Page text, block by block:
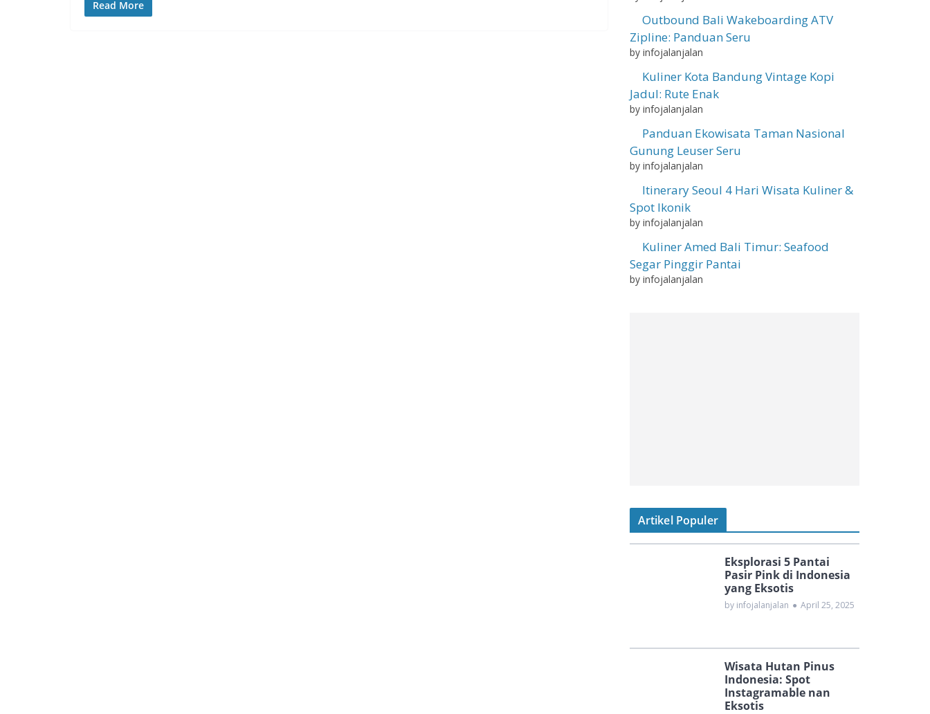
Read More
Outbound Bali Wakeboarding ATV
Zipline: Panduan Seru
by infojalanjalan
Kuliner Kota Bandung Vintage Kopi
Jadul: Rute Enak
by infojalanjalan
Panduan Ekowisata Taman Nasional
Gunung Leuser Seru
by infojalanjalan
Itinerary Seoul 4 Hari Wisata Kuliner &
Spot Ikonik
by infojalanjalan
Kuliner Amed Bali Timur: Seafood
Segar Pinggir Pantai
by infojalanjalan
Artikel Populer
Eksplorasi 5 Pantai
Pasir Pink di Indonesia
yang Eksotis
by infojalanjalan ● April 25, 2025
Wisata Hutan Pinus
Indonesia: Spot
Instagramable nan
Eksotis